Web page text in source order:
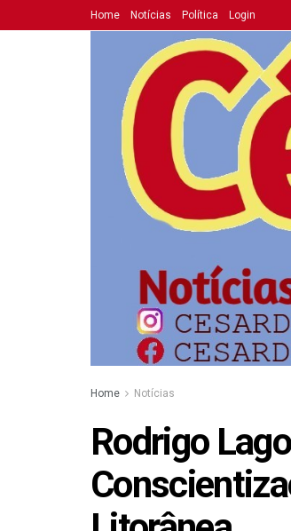
Home Notícias Política Login
Home Notícias
Rodrigo